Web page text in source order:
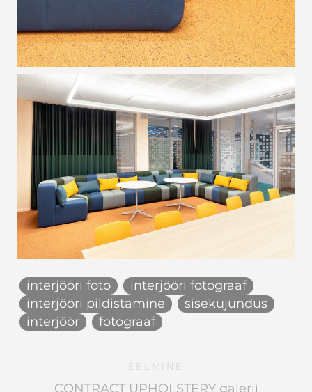
interjööri foto
interjööri fotograaf
interjööri pildistamine
sisekujundus
interjöör
fotograaf
EELMINE
CONTRACT UPHOLSTERY galerii